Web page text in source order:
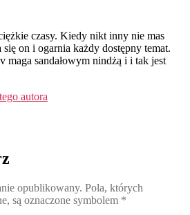
czasy. Kiedy nikt inny nie mas
on i ogarnia każdy dostępny temat.
maga sandałowym nindżą i i tak jest
autora
opublikowany. Pola, których
są oznaczone symbolem *